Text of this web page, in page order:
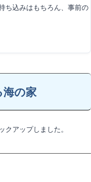
ち込みはもちろん、事前の
の家
アップしました。